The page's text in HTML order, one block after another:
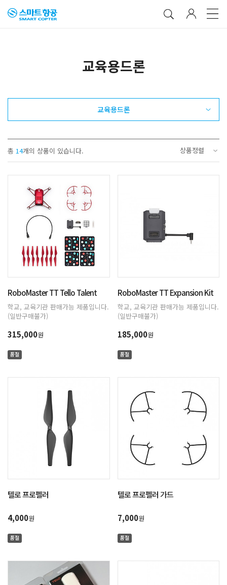
교육용드론
교육용드론
총 14개의 상품이 있습니다. 상품정렬
RoboMaster TT Tello Talent
학교, 교육기관 판매가능 제품입니다.
(일반구매불가)
315,000원
품절
RoboMaster TT Expansion Kit
학교, 교육기관 판매가능 제품입니다.
(일반구매불가)
185,000원
품절
텔로 프로펠러
4,000원
품절
텔로 프로펠러 가드
7,000원
품절